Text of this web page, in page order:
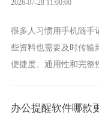
2026-07-28 11:00:00
很多人习惯用手机随手
些资料也需要及时传输
便捷度、通用性和完整
办公提醒软件哪款